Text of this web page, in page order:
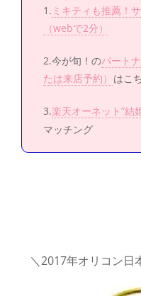
1. ミキティも推薦！
（webで2分）
2.今が旬！のパート
たは来店予約） はこ
3.楽天オーネット”結
マッチング
＼2017年オリコン日